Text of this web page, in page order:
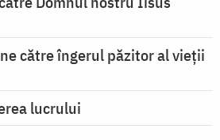
către îngerul păzitor al vieții
lucrului